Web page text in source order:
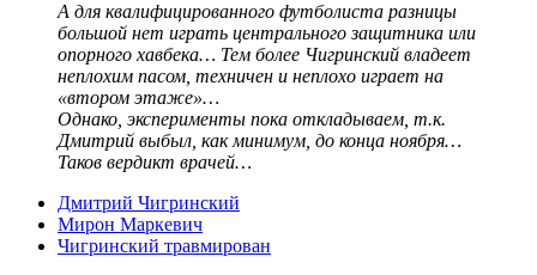
А для квалифицированного футболиста разницы
большой нет играть центрального защитника или
опорного хавбека… Тем более Чигринский владеет
неплохим пасом, техничен и неплохо играет на
«втором этаже»…
Однако, эксперименты пока откладываем, т.к.
Дмитрий выбыл, как минимум, до конца ноября…
Таков вердикт врачей…
Дмитрий Чигринский
Мирон Маркевич
Чигринский травмирован